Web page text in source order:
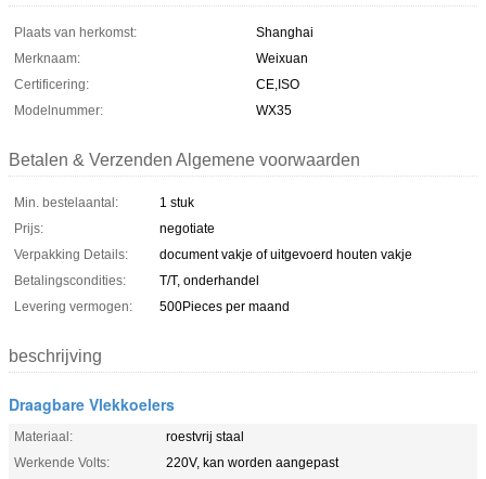
Plaats van herkomst:
Shanghai
Merknaam:
Weixuan
Certificering:
CE,ISO
Modelnummer:
WX35
Betalen & Verzenden Algemene voorwaarden
Min. bestelaantal:
1 stuk
Prijs:
negotiate
Verpakking Details:
document vakje of uitgevoerd houten vakje
Betalingscondities:
T/T, onderhandel
Levering vermogen:
500Pieces per maand
beschrijving
Draagbare Vlekkoelers
Materiaal:
roestvrij staal
Werkende Volts:
220V, kan worden aangepast